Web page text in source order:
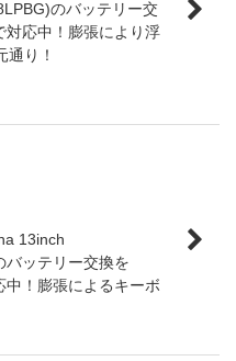
のバッテリー交
対応中！膨張により浮
通り！
13inch
バッテリー交換を
中！膨張によるキーボ